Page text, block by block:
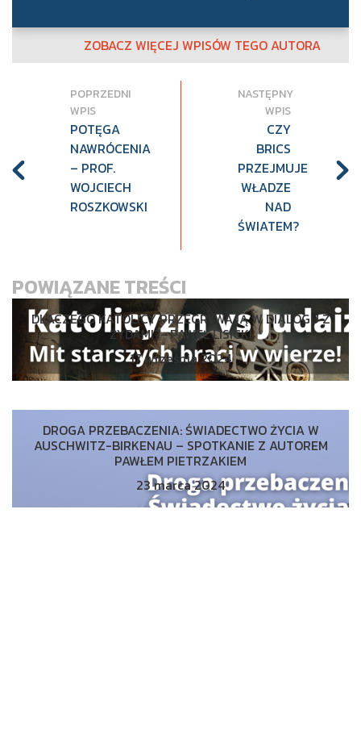
ZOBACZ WIĘCEJ WPISÓW TEGO AUTORA
POPRZEDNI
WPIS
POTĘGA
NAWRÓCENIA
– PROF.
WOJCIECH
ROSZKOWSKI
NASTĘPNY
WPIS
CZY
BRICS
PRZEJMUJE
WŁADZE
NAD
ŚWIATEM?
POWIĄZANE TREŚCI
DLACZEGO KATOLICY PRZEGRYWAJĄ W DIALOGU Z
ŻYDAMI?- PAWEŁ LISICKI
17 września 2024
DROGA PRZEBACZENIA: ŚWIADECTWO ŻYCIA W
AUSCHWITZ-BIRKENAU – SPOTKANIE Z AUTOREM
PAWŁEM PIETRZAKIEM
23 marca 2024